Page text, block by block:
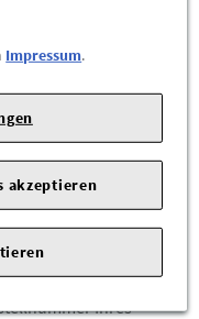
|Mercedesstr. 120 |
bei Ihrem Fahrzeug
Ihres
Impressum.
akzeptieren